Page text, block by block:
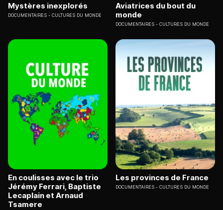
Mystères inexplorés
DOCUMENTAIRES CULTURES DU MONDE
Aviatrices du bout du
monde
DOCUMENTAIRES CULTURES DU MONDE
En coulisses avec le trio
Jérémy Ferrari, Baptiste
Lecaplain et Arnaud
Tsamere
Les provinces de France
DOCUMENTAIRES CULTURES DU MONDE